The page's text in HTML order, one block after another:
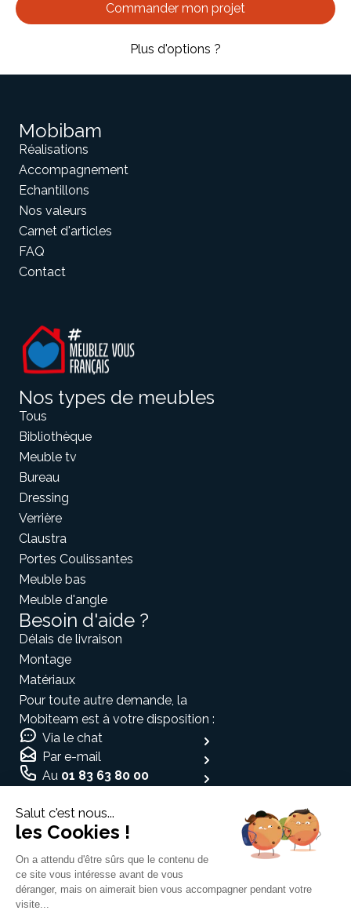
Commander mon projet
Plus d'options ?
Mobibam
Réalisations
Accompagnement
Echantillons
Nos valeurs
Carnet d'articles
FAQ
Contact
Nos types de meubles
Tous
Bibliothèque
Meuble tv
Bureau
Dressing
Verrière
Claustra
Portes Coulissantes
Meuble bas
Meuble d'angle
Besoin d'aide ?
Délais de livraison
Montage
Matériaux
Pour toute autre demande, la
Mobiteam est à votre disposition :
Via le chat
Par e-mail
Au 01 83 63 80 00
Moyen de paiement
Espace médias
Traitement des données
Salut c'est nous...
les Cookies !
On a attendu d'être sûrs que le contenu de
ce site vous intéresse avant de vous
déranger, mais on aimerait bien vous accompagner pendant votre
visite...